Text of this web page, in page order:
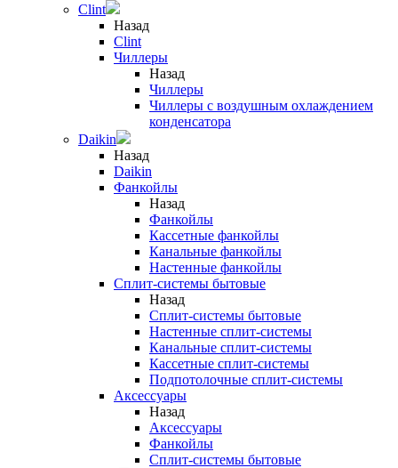
Clint
Назад
Clint
Чиллеры
Назад
Чиллеры
Чиллеры с воздушным охлаждением
конденсатора
Daikin
Назад
Daikin
Фанкойлы
Назад
Фанкойлы
Кассетные фанкойлы
Канальные фанкойлы
Настенные фанкойлы
Сплит-системы бытовые
Назад
Сплит-системы бытовые
Настенные сплит-системы
Канальные сплит-системы
Кассетные сплит-системы
Подпотолочные сплит-системы
Аксессуары
Назад
Аксессуары
Фанкойлы
Сплит-системы бытовые